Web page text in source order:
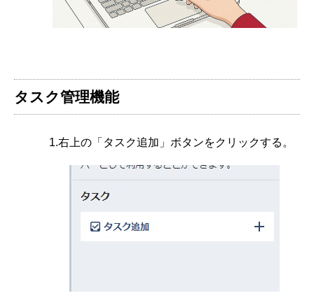
タスク管理機能
1.右上の「タスク追加」ボタンをクリックする。